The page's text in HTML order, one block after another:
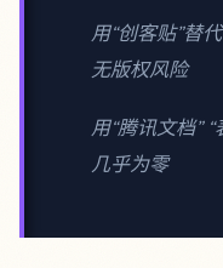
用“创客贴”替
无版权风险
用“腾讯文档”
几乎为零